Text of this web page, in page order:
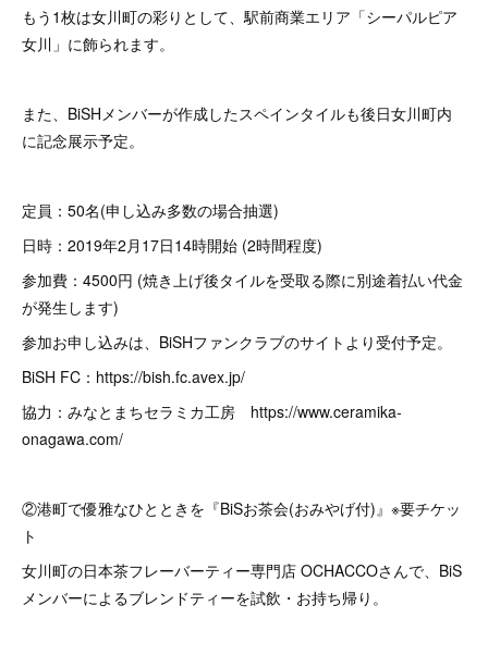
もう1枚は女川町の彩りとして、駅前商業エリア「シーパルピア
女川」に飾られます。
また、BiSHメンバーが作成したスペインタイルも後日女川町内
に記念展示予定。
定員：50名(申し込み多数の場合抽選)
日時：2019年2月17日14時開始 (2時間程度)
参加費：4500円 (焼き上げ後タイルを受取る際に別途着払い代金
が発生します)
参加お申し込みは、BiSHファンクラブのサイトより受付予定。
BiSH FC：https://bish.fc.avex.jp/
協力：みなとまちセラミカ工房 https://www.ceramika-
onagawa.com/
②港町で優雅なひとときを『BiSお茶会(おみやげ付)』※要チケッ
ト
女川町の日本茶フレーバーティー専門店 OCHACCOさんで、BiS
メンバーによるブレンドティーを試飲・お持ち帰り。